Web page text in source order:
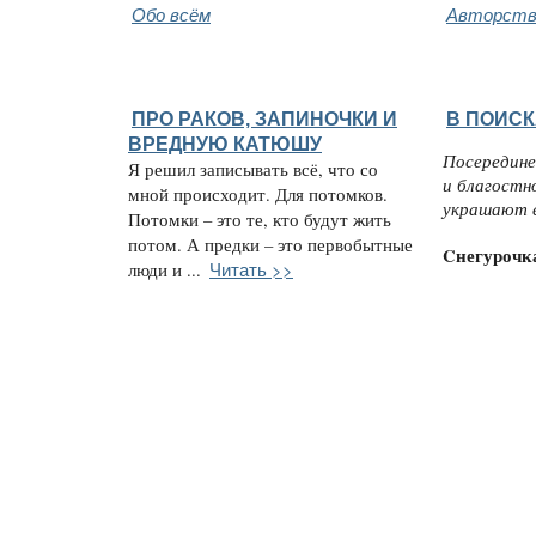
Обо всём
ПРО РАКОВ, ЗАПИНОЧКИ И
ВРЕДНУЮ КАТЮШУ
Я решил записывать всё, что со
мной происходит. Для потомков.
Потомки – это те, кто будут жить
потом. А предки – это первобытные
люди и ... Читать >>
В
и
украшают